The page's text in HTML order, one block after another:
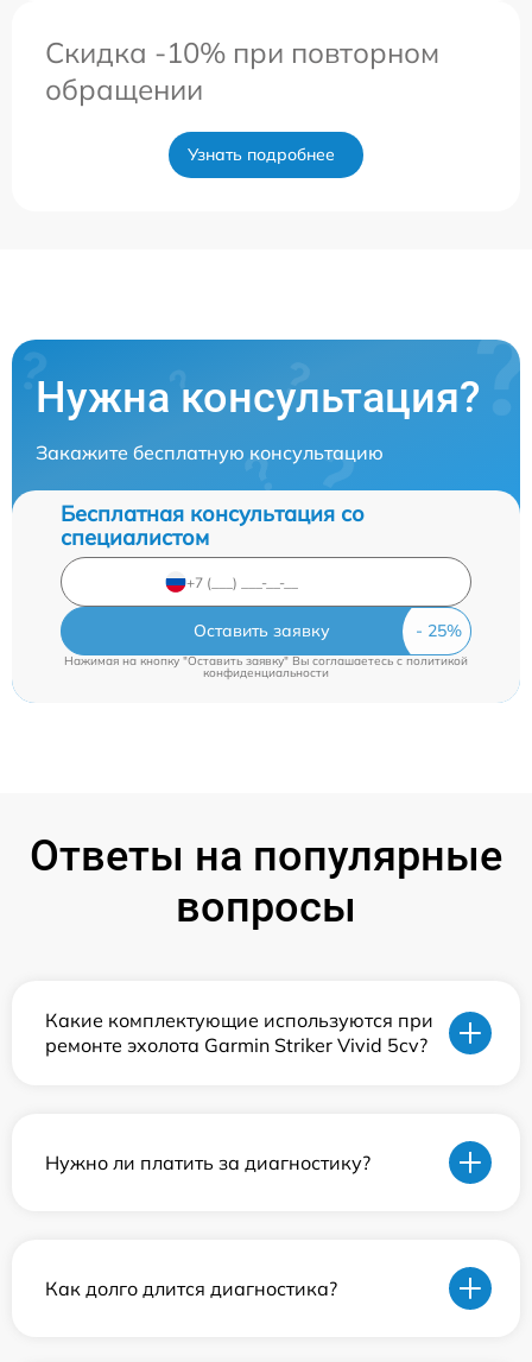
Скидка -10% при повторном
обращении
Узнать подробнее
Нужна консультация?
Закажите бесплатную консультацию
Бесплатная консультация со
специалистом
Оставить заявку
Нажимая на кнопку "Оставить заявку" Вы соглашаетесь c политикой
конфиденциальности
Ответы на популярные
вопросы
Какие комплектующие используются при
ремонте эхолота Garmin Striker Vivid 5cv?
Нужно ли платить за диагностику?
Как долго длится диагностика?